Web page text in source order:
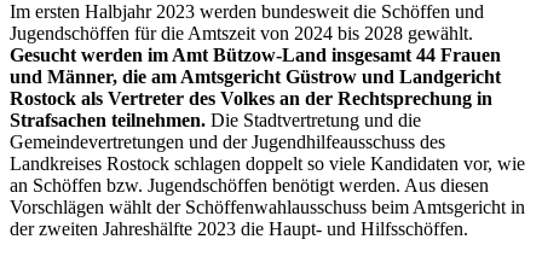
Im ersten Halbjahr 2023 werden bundesweit die Schöffen und
Jugendschöffen für die Amtszeit von 2024 bis 2028 gewählt.
Gesucht werden im Amt Bützow-Land insgesamt 44 Frauen
und Männer, die am Amtsgericht Güstrow und Landgericht
Rostock als Vertreter des Volkes an der Rechtsprechung in
Strafsachen teilnehmen. Die Stadtvertretung und die
Gemeindevertretungen und der Jugendhilfeausschuss des
Landkreises Rostock schlagen doppelt so viele Kandidaten vor, wie
an Schöffen bzw. Jugendschöffen benötigt werden. Aus diesen
Vorschlägen wählt der Schöffenwahlausschuss beim Amtsgericht in
der zweiten Jahreshälfte 2023 die Haupt- und Hilfsschöffen.